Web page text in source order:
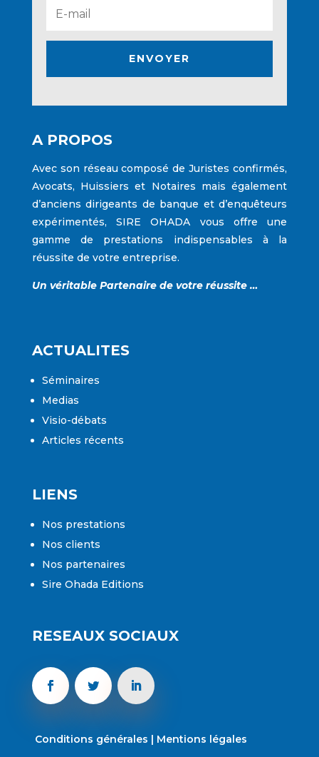
ENVOYER
A PROPOS
Avec son réseau composé de Juristes confirmés,
Avocats, Huissiers et Notaires mais également
d’anciens dirigeants de banque et d’enquêteurs
expérimentés,SIRE OHADA vous offre une
gamme de prestations indispensables à la
réussite de votre entreprise.
Un véritable Partenaire de votre réussite …
ACTUALITES
Séminaires
Medias
Visio-débats
Articles récents
LIENS
Nos prestations
Nos clients
Nos partenaires
Sire Ohada Editions
RESEAUX SOCIAUX
Conditions générales | Mentions légales